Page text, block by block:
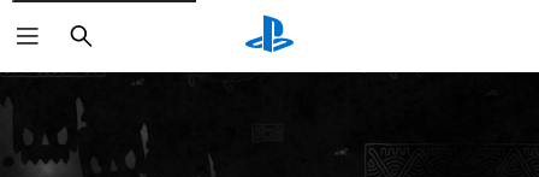
Haku